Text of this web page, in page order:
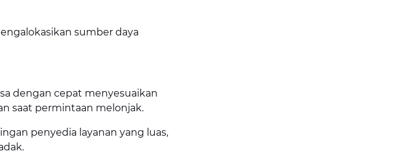
sumber daya
dengan cepat menyesuaikan
saat permintaan melonjak.
penyedia layanan yang luas,